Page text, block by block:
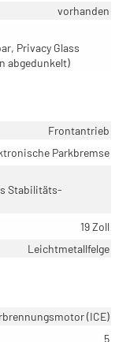
vorhanden
Privacy Glass
abgedunkelt)
Frontantrieb
Parkbremse
Stabilitäts-
19 Zoll
Leichtmetallfelge
(ICE)
5